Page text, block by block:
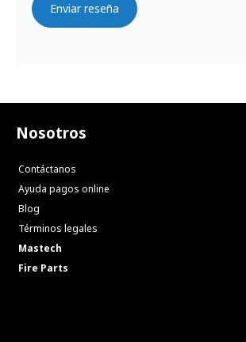
Enviar reseña
Nosotros
Contáctanos
Ayuda pagos online
Blog
Términos legales
Mastech
Fire Parts